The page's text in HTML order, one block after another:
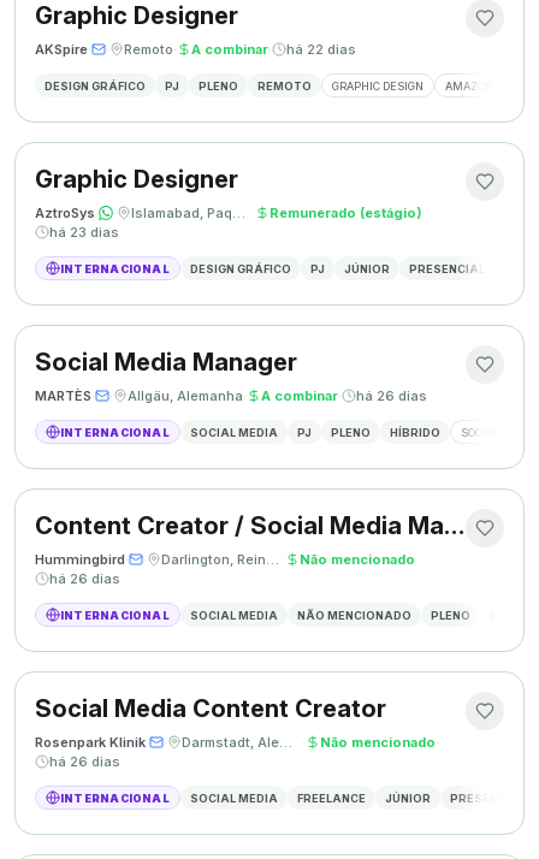
Graphic Designer
AKSpire· · Remoto· A combinar· há 22 dias
DESIGN GRÁFICO PJ PLENO REMOTO GRAPHIC DESIGN AMAZON A+
Graphic Designer
AztroSys· · Islamabad, Paquistão · Remunerado (estágio)·
há 23 dias
INTERNACIONAL DESIGN GRÁFICO PJ JÚNIOR PRESENCIAL
Social Media Manager
MARTÈS· · Allgäu, Alemanha· A combinar· há 26 dias
INTERNACIONAL SOCIAL MEDIA PJ PLENO HÍBRIDO SOCIAL MEDIA
Content Creator / Social Media Manager
Hummingbird· · Darlington, Reino Unido · Não mencionado·
há 26 dias
INTERNACIONAL SOCIAL MEDIA NÃO MENCIONADO PLENO
Social Media Content Creator
Rosenpark Klinik· · Darmstadt, Alemanha · Não mencionado·
há 26 dias
INTERNACIONAL SOCIAL MEDIA FREELANCE JÚNIOR PRESENCIAL